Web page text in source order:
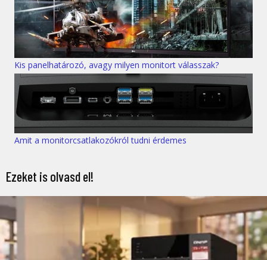
Kis panelhatározó, avagy milyen monitort válasszak?
Amit a monitorcsatlakozókról tudni érdemes
Ezeket is olvasd el!